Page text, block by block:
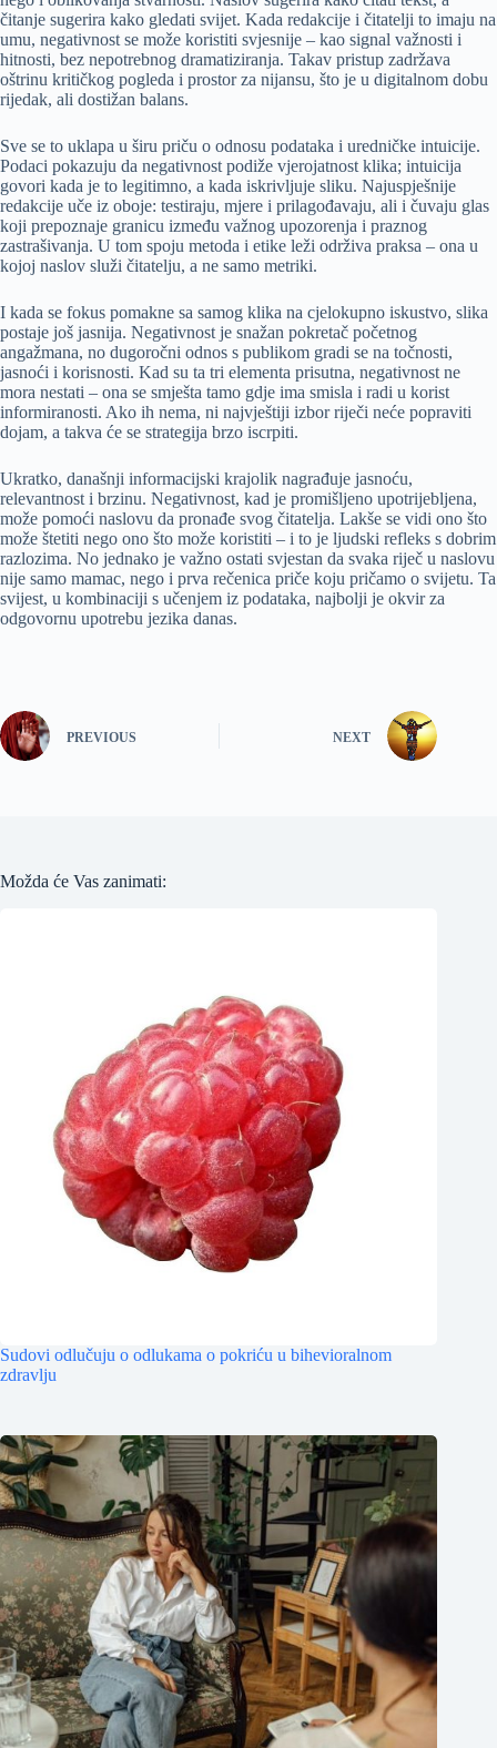
čitanje sugerira kako gledati svijet. Kada redakcije i čitatelji to imaju na
umu, negativnost se može koristiti svjesnije – kao signal važnosti i
hitnosti, bez nepotrebnog dramatiziranja. Takav pristup zadržava
oštrinu kritičkog pogleda i prostor za nijansu, što je u digitalnom dobu
rijedak, ali dostižan balans.
Sve se to uklapa u širu priču o odnosu podataka i uredničke intuicije.
Podaci pokazuju da negativnost podiže vjerojatnost klika; intuicija
govori kada je to legitimno, a kada iskrivljuje sliku. Najuspješnije
redakcije uče iz oboje: testiraju, mjere i prilagođavaju, ali i čuvaju glas
koji prepoznaje granicu između važnog upozorenja i praznog
zastrašivanja. U tom spoju metoda i etike leži održiva praksa – ona u
kojoj naslov služi čitatelju, a ne samo metriki.
I kada se fokus pomakne sa samog klika na cjelokupno iskustvo, slika
postaje još jasnija. Negativnost je snažan pokretač početnog
angažmana, no dugoročni odnos s publikom gradi se na točnosti,
jasnoći i korisnosti. Kad su ta tri elementa prisutna, negativnost ne
mora nestati – ona se smješta tamo gdje ima smisla i radi u korist
informiranosti. Ako ih nema, ni najvještiji izbor riječi neće popraviti
dojam, a takva će se strategija brzo iscrpiti.
Ukratko, današnji informacijski krajolik nagrađuje jasnoću,
relevantnost i brzinu. Negativnost, kad je promišljeno upotrijebljena,
može pomoći naslovu da pronađe svog čitatelja. Lakše se vidi ono što
može štetiti nego ono što može koristiti – i to je ljudski refleks s dobrim
razlozima. No jednako je važno ostati svjestan da svaka riječ u naslovu
nije samo mamac, nego i prva rečenica priče koju pričamo o svijetu. Ta
svijest, u kombinaciji s učenjem iz podataka, najbolji je okvir za
odgovornu upotrebu jezika danas.
PREVIOUS NEXT
Možda će Vas zanimati:
Sudovi odlučuju o odlukama o pokriću u bihevioralnom
zdravlju